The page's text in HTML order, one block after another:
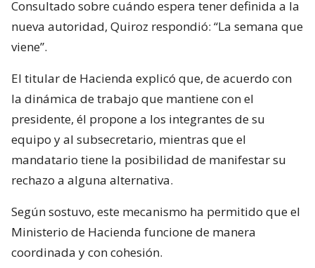
Consultado sobre cuándo espera tener definida a la
nueva autoridad, Quiroz respondió: “La semana que
viene”.
El titular de Hacienda explicó que, de acuerdo con
la dinámica de trabajo que mantiene con el
presidente, él propone a los integrantes de su
equipo y al subsecretario, mientras que el
mandatario tiene la posibilidad de manifestar su
rechazo a alguna alternativa.
Según sostuvo, este mecanismo ha permitido que el
Ministerio de Hacienda funcione de manera
coordinada y con cohesión.